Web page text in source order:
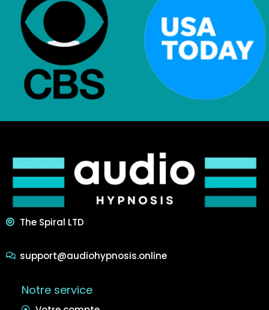
The Spiral LTD
support@audiohypnosis.online
Notre service